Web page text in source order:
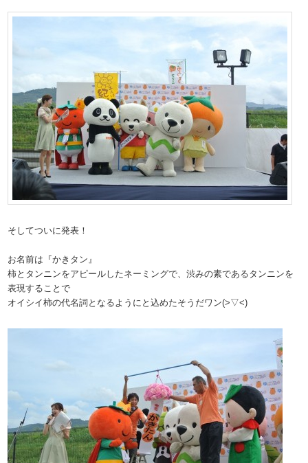
そしてついに発表！
お名前は『かきタン』
柿とタンニンをアピールしたネーミングで、渋みの素であるタンニンを
表現することで
オイシイ柿の代名詞となるようにと込めたそうだワン(>▽<)